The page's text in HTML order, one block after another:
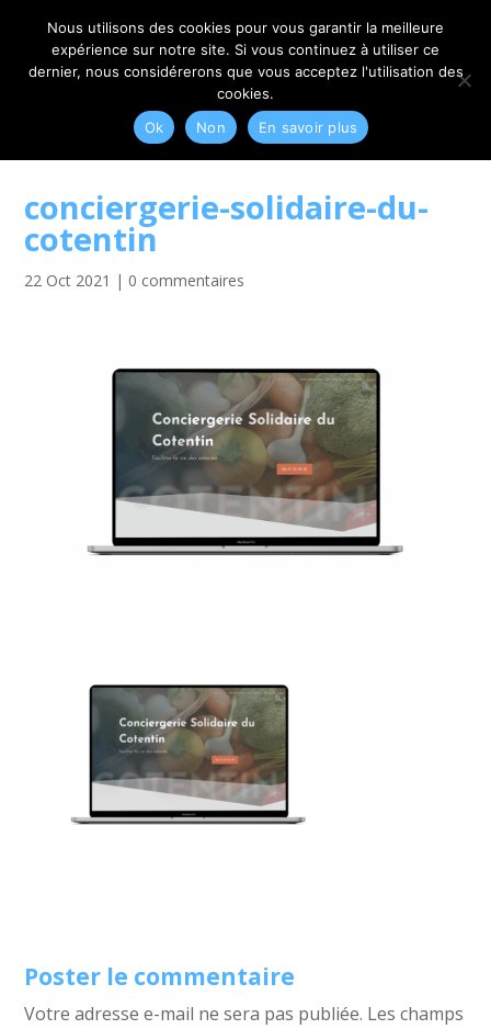
06 79 42 10 00 CONTACT@MYRIAM-CORBET.NET
conciergerie-solidaire-du-
cotentin
22 Oct 2021 | 0 commentaires
Poster le commentaire
Votre adresse e-mail ne sera pas publiée. Les champs
Nous utilisons des cookies pour vous garantir la meilleure
expérience sur notre site. Si vous continuez à utiliser ce
dernier, nous considérerons que vous acceptez l'utilisation des
cookies.
Ok
Non En savoir plus